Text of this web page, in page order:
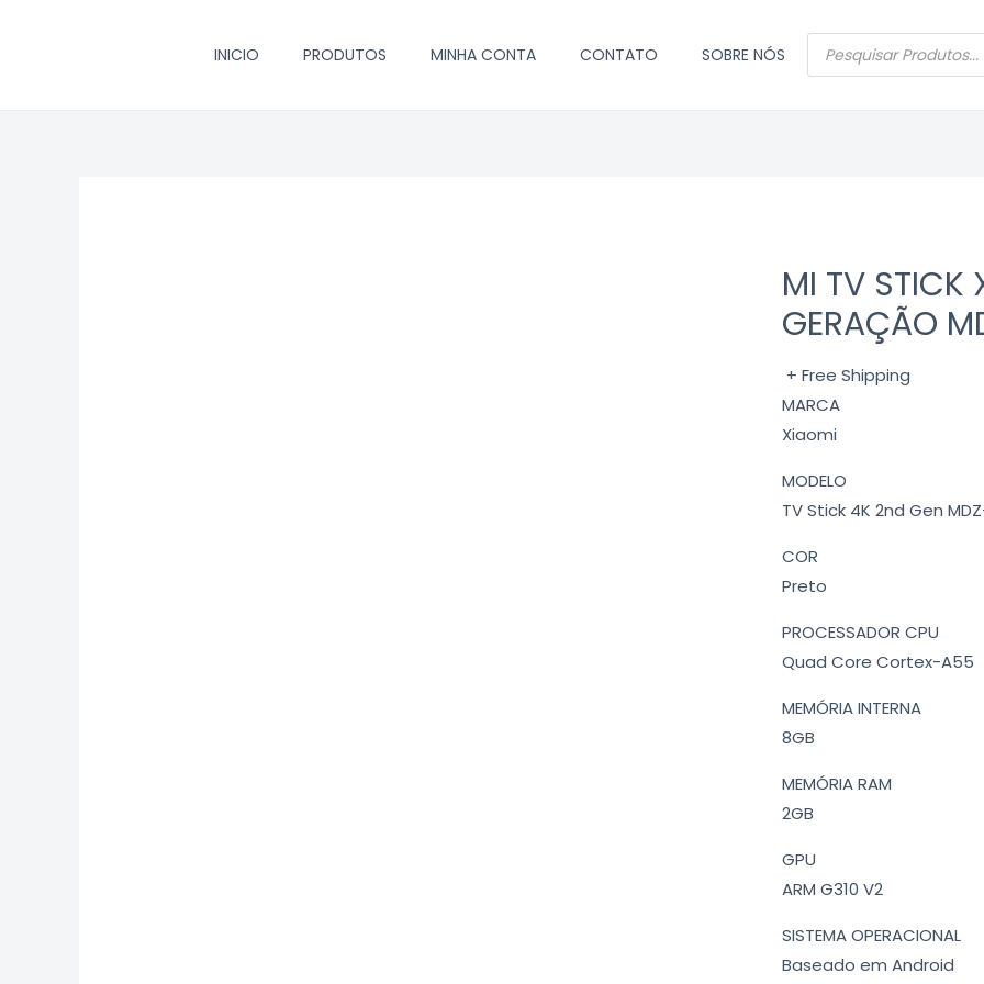
INICIO PRODUTOS MINHA CONTA CONTATO SOBRE NÓS
PESQUISAR
PRODUTOS
MI TV STICK
GERAÇÃO
+ Free Shipping
MARCA
Xiaomi
MODELO
TV Stick 4K 2nd Gen
COR
Preto
PROCESSADOR CPU
Quad Core Cortex-A55
MEMÓRIA INTERNA
8GB
MEMÓRIA RAM
2GB
GPU
ARM G310 V2
SISTEMA OPERACIONAL
Baseado em Android